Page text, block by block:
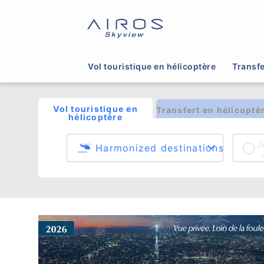
Vol touristique en hélicoptère
Les plus belles
célébration ou une visite
Vol touristique en
hélicoptère
Transfert en